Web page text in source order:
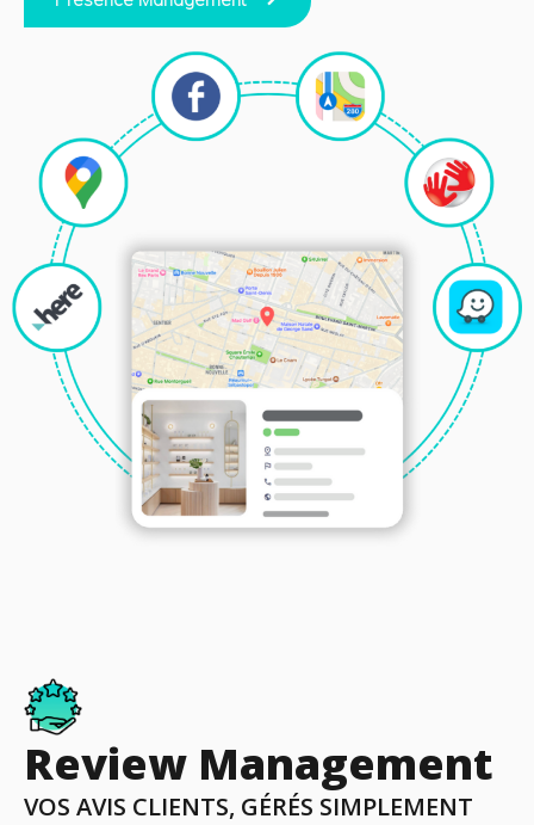
Review Management
VOS AVIS CLIENTS, GÉRÉS SIMPLEMENT